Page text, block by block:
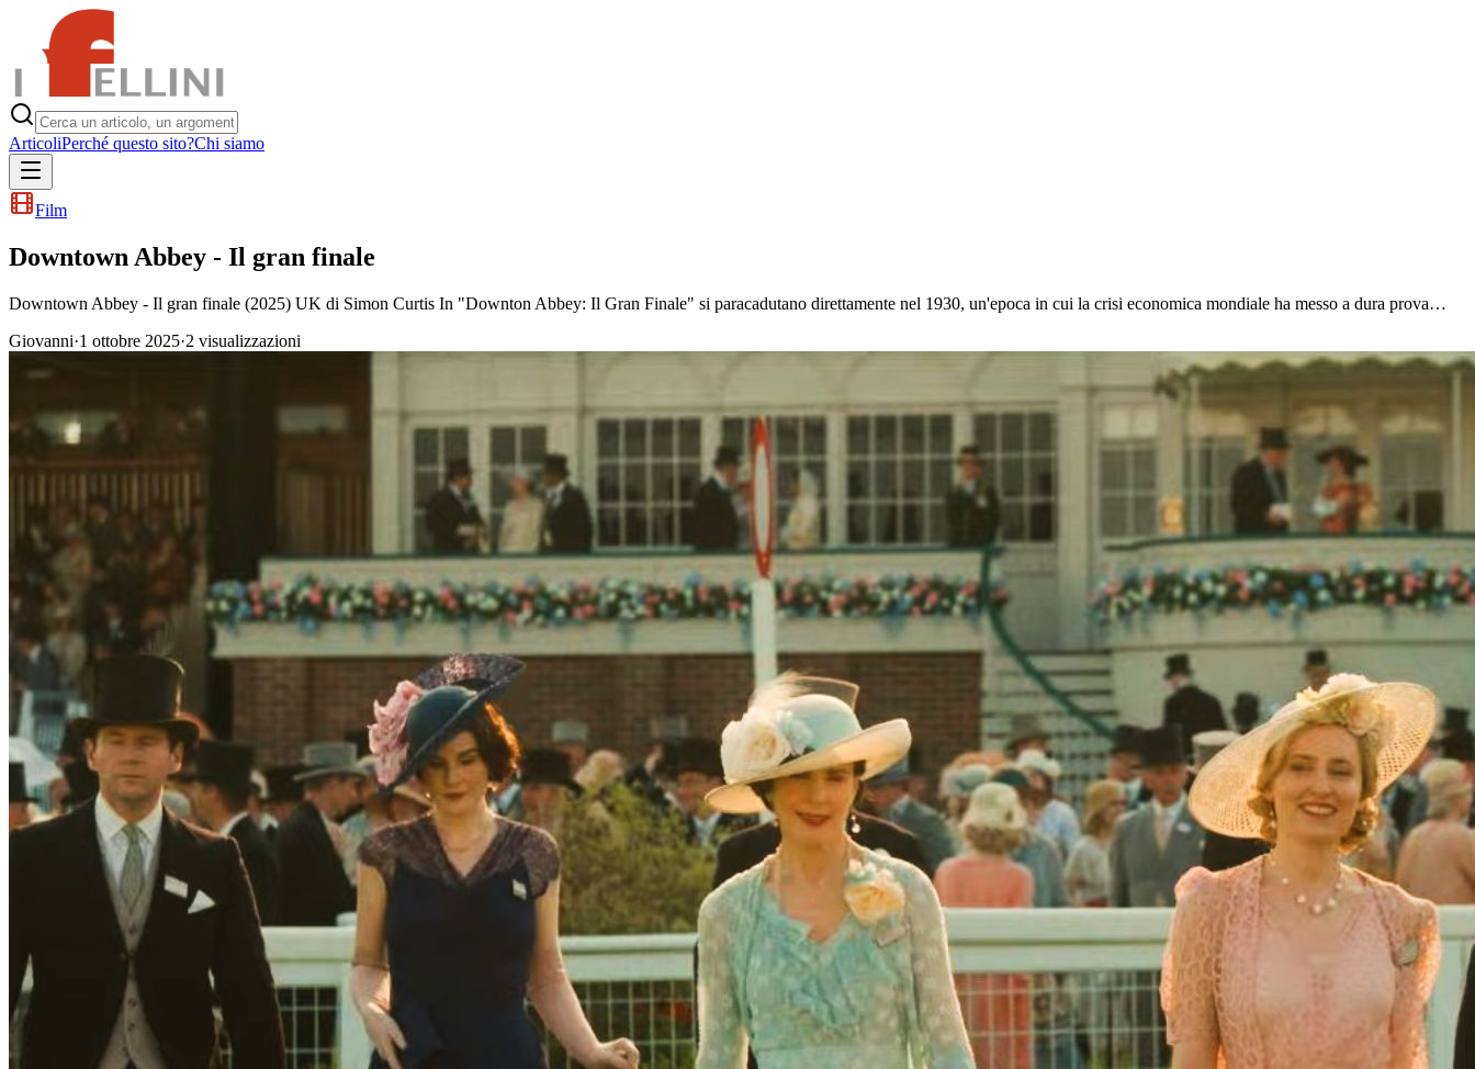
ArticoliPerché questo sito?Chi siamo
Film
Downtown Abbey - Il gran finale
Downtown Abbey - Il gran finale (2025) UK di Simon Curtis In "Downton Abbey: Il Gran Finale" si paracadutano direttamente nel 1930, un'epoca in cui la crisi economica mondiale ha messo a dura prova…
Giovanni·1 ottobre 2025·2 visualizzazioni